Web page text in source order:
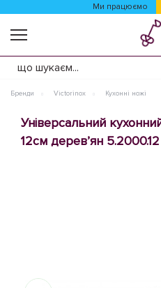
Ми працюємо
Бренди Victorinox Кухонні ножі
Універсальний
12см дерев’ян 5.2000.12